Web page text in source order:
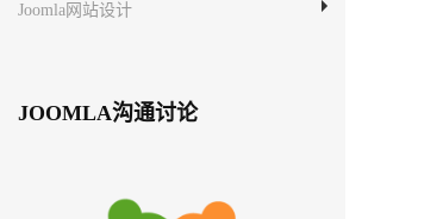
Joomla网站设计
JOOMLA沟通讨论